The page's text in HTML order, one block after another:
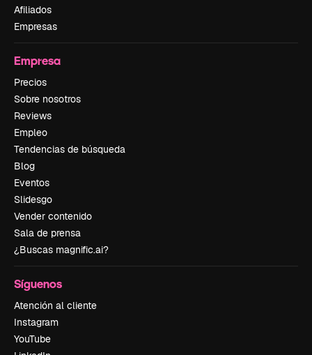
Afiliados
Empresas
Empresa
Precios
Sobre nosotros
Reviews
Empleo
Tendencias de búsqueda
Blog
Eventos
Slidesgo
Vender contenido
Sala de prensa
¿Buscas magnific.ai?
Síguenos
Atención al cliente
Instagram
YouTube